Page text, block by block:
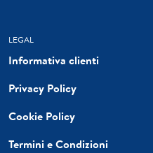
LEGAL
Informativa clienti
Privacy Policy
Cookie Policy
Termini e Condizioni